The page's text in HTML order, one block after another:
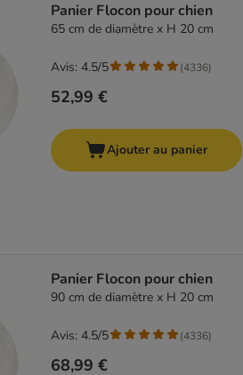
Panier Flocon pour chien
65 cm de diamètre x H 20 cm
52,99 €
Avis: 4.5/5 (4336)
Ajouter au panier
Panier Flocon pour chien
90 cm de diamètre x H 20 cm
68,99 €
Avis: 4.5/5 (4336)